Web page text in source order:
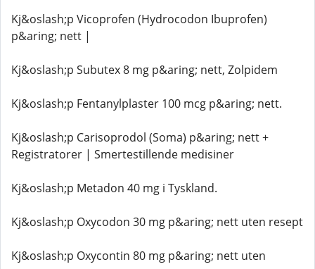
Kj&oslash;p Vicoprofen (Hydrocodon Ibuprofen)
p&aring; nett |
Kj&oslash;p Subutex 8 mg p&aring; nett, Zolpidem
Kj&oslash;p Fentanylplaster 100 mcg p&aring; nett.
Kj&oslash;p Carisoprodol (Soma) p&aring; nett +
Registratorer | Smertestillende medisiner
Kj&oslash;p Metadon 40 mg i Tyskland.
Kj&oslash;p Oxycodon 30 mg p&aring; nett uten resept
Kj&oslash;p Oxycontin 80 mg p&aring; nett uten